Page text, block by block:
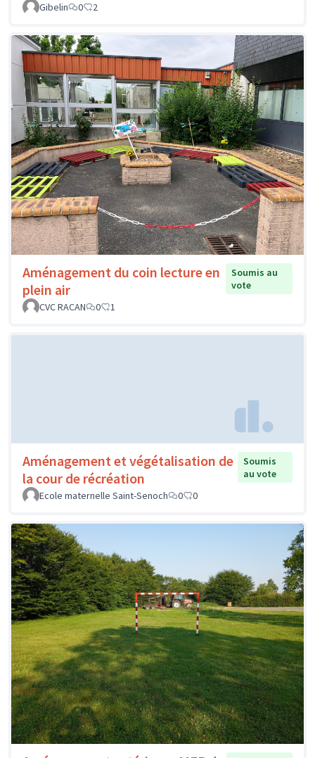
Gibelin
0 2
Aménagement du coin lecture en
plein air
Soumis au
vote
CVC RACAN
0 1
Aménagement et végétalisation de
la cour de récréation
Soumis
au vote
Ecole maternelle Saint-Senoch
0 0